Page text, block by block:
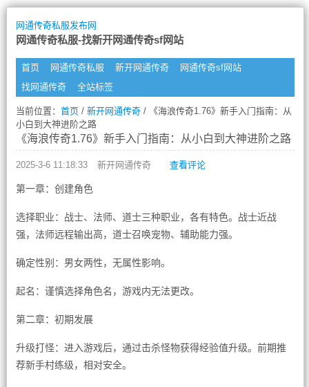
网通传奇私服发布网
网通传奇私服-找新开网通传奇sf网站
首页 网通传奇私服 新开网通传奇
网通传奇sf网站
找网通传奇
全站标签
当前位置： 首页/ 新开网通传奇/ 《海浪传奇1.76》新手入门指南：从
小白到大神进阶之路
《海浪传奇1.76》新手入门指南：从小白到大神进阶之路
2025-3-6 11:18:33 新开网通传奇 查看评论
第一章：创建角色
选择职业：战士、法师、道士三种职业，各有特色。战士近战
强，法师远程输出高，道士召唤宠物、辅助能力强。
确定性别：男女两性，无属性影响。
起名：谨慎选择角色名，游戏内无法更改。
第二章：初期发展
升级打怪：进入游戏后，通过击杀怪物获得经验值升级。前期推
荐新手村练级，相对安全。